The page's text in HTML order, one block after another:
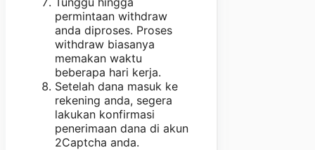
permintaan withdraw
anda diproses. Proses
withdraw biasanya
memakan waktu
beberapa hari kerja.
Setelah dana masuk ke
rekening anda, segera
lakukan konfirmasi
penerimaan dana di akun
2Captcha anda.